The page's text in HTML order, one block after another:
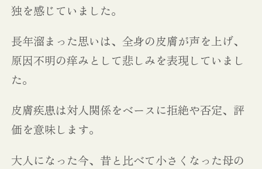
独を感じていました。
長年溜まった思いは、全身の皮膚が声を上げ、
原因不明の痒みとして悲しみを表現していまし
た。
皮膚疾患は対人関係をベースに拒絶や否定、評
価を意味します。
大人になった今、昔と比べて小さくなった母の